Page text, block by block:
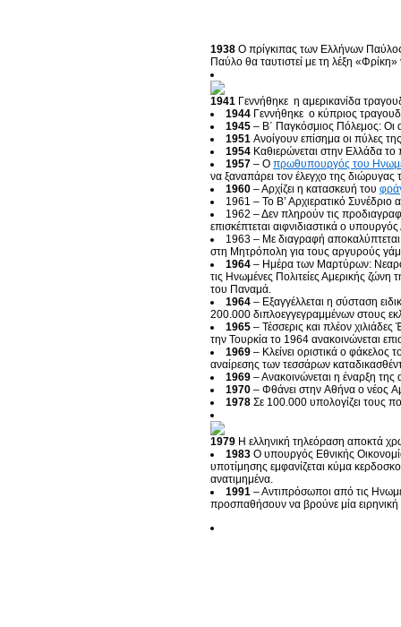
1938 Ο πρίγκιπας των Ελλήνων Παύλος
Παύλο θα ταυτιστεί με τη λέξη
1941 Γεννήθηκε η αμερικανίδα
1944 Γεννήθηκε ο κύπριος
1945 – Β΄ Παγκόσμιος Πόλεμος: Οι
1951 Ανοίγουν επίσημα οι πύλες
1954 Καθιερώνεται στην Ελλάδα το
1957 – Ο πρωθυπουργός του
να ξαναπάρει τον έλεγχο της διώρυγας
1960 – Αρχίζει η κατασκευή του
1961 – Το Β’ Αρχιερατικό Συνέδριο
1962 – Δεν πληρούν τις
επισκέπτεται αιφνιδιαστικά ο
1963 – Με διαγραφή αποκαλύπτεται
στη Μητρόπολη για τους αργυρούς
1964 – Ημέρα των Μαρτύρων:
τις Ηνωμένες Πολιτείες Αμερικής
του Παναμά.
1964 – Εξαγγέλλεται η σύσταση
200.000 διπλοεγγεγραμμένων στους
1965 – Τέσσερις και πλέον
την Τουρκία το 1964 ανακοινώνεται
1969 – Κλείνει οριστικά ο φάκελος
αναίρεσης των τεσσάρων
1969 – Ανακοινώνεται η έναρξη
1970 – Φθάνει στην Αθήνα ο νέος
1978 Σε 100.000 υπολογίζει τους
1979 Η ελληνική τηλεόραση αποκτά
1983 Ο υπουργός Εθνικής
υποτίμησης εμφανίζεται κύμα
ανατιμημένα.
1991 – Αντιπρόσωποι από τις
προσπαθήσουν να βρούνε μία ειρηνική